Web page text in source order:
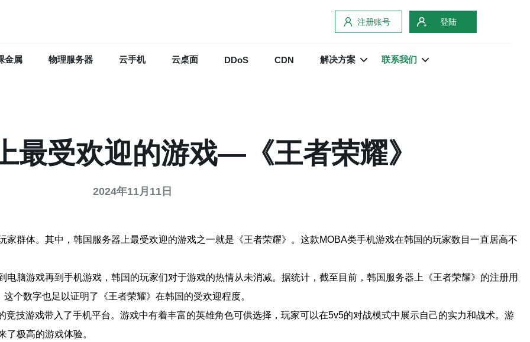
注册账号 登陆
金属 物理服务器 云手机 云桌面 DDoS CDN 解决方案 联系我们
最受欢迎的游戏—《王者荣耀》
2024年11月11日
群体。其中，韩国服务器上最受欢迎的游戏之一就是《王者荣耀》。这款MOBA类手机游戏在韩国的玩家数目一直居高不
脑游戏再到手机游戏，韩国的玩家们对于游戏的热情从未消减。据统计，截至目前，韩国服务器上《王者荣耀》的注册用
个数字也足以证明了《王者荣耀》在韩国的受欢迎程度。
技游戏带入了手机平台。游戏中有着丰富的英雄角色可供选择，玩家可以在5v5的对战模式中展示自己的实力和战术。游
极高的游戏体验。